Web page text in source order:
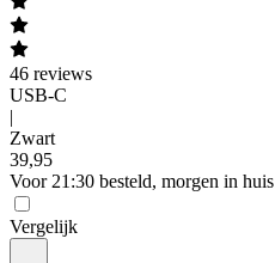
46 reviews
USB-C
|
Zwart
39,95
Voor 21:30 besteld, morgen in huis
Vergelijk